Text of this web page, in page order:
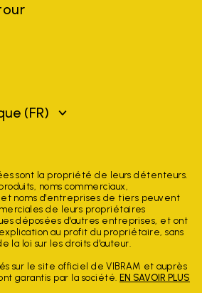
(FR)
sont la propriété de leurs détenteurs.
noms commerciaux,
et noms d'entreprises de tiers peuvent
de leurs propriétaires
déposées d'autres entreprises, et ont
au profit du propriétaire, sans
la loi sur les droits d'auteur.
sur le site officiel de VIBRAM et auprès
garantis par la société. EN SAVOIR PLUS